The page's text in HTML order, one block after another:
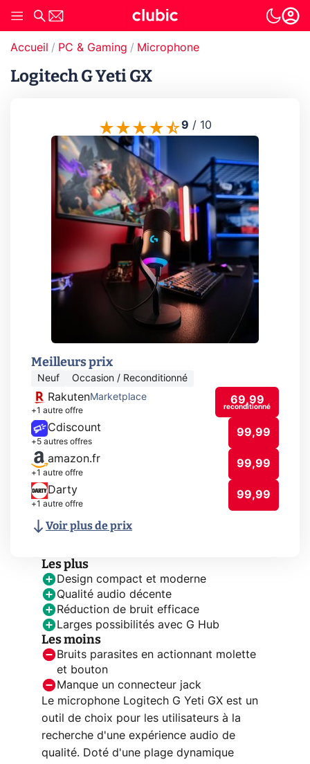
Accueil PC & Gaming Microphone
Logitech G Yeti GX
9 / 10
Meilleurs prix
Neuf Occasion / Reconditionné
RakutenMarketplace
+1 autre offre
69,99
reconditionné
Cdiscount
+5 autres offres
99,99
amazon.fr
+1 autre offre
99,99
Darty
+1 autre offre
99,99
Voir plus de prix
Les plus
Design compact et moderne
Qualité audio décente
Réduction de bruit efficace
Larges possibilités avec G Hub
Les moins
Bruits parasites en actionnant molette
et bouton
Manque un connecteur jack
Le microphone Logitech G Yeti GX est un
outil de choix pour les utilisateurs à la
recherche d'une expérience audio de
qualité. Doté d'une plage dynamique